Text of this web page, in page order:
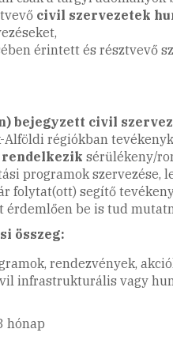
civil szervezetek
érintett és résztvevő
bejegyzett civil
Alföldi régiókban
sérülékeny/
programok szervezése,
folytat(ott) segítő
érdemlően be is tud
összeg:
rendezvények,
infrastrukturális vagy
hónap